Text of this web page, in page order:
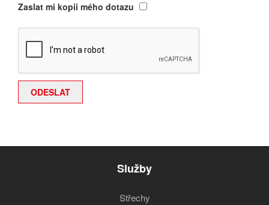
Zaslat mi kopii mého dotazu
Služby
Střechy